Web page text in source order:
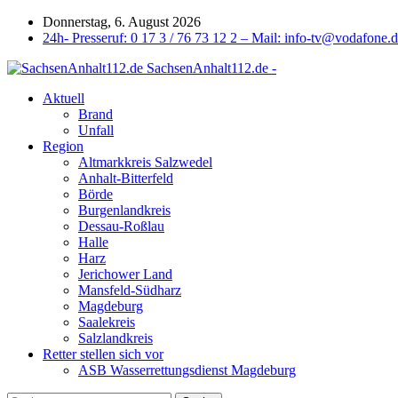
Donnerstag, 6. August 2026
24h- Presseruf: 0 17 3 / 76 73 12 2 – Mail: info-
SachsenAnhalt112.de -
Aktuell
Brand
Unfall
Region
Altmarkkreis Salzwedel
Anhalt-Bitterfeld
Börde
Burgenlandkreis
Dessau-Roßlau
Halle
Harz
Jerichower Land
Mansfeld-Südharz
Magdeburg
Saalekreis
Salzlandkreis
Retter stellen sich vor
ASB Wasserrettungsdienst Magdeburg